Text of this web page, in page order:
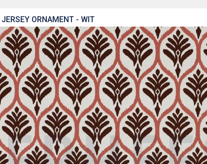
JERSEY ORNAMENT - WIT